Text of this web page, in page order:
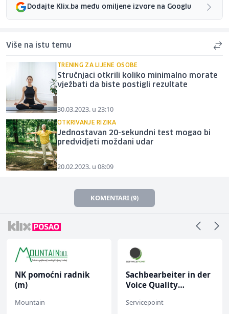
Dodajte Klix.ba među omiljene izvore na Googlu
Više na istu temu
TRENING ZA LIJENE OSOBE
Stručnjaci otkrili koliko minimalno morate
vježbati da biste postigli rezultate
30.03.2023. u 23:10
OTKRIVANJE RIZIKA
Jednostavan 20-sekundni test mogao bi
predvidjeti moždani udar
20.02.2023. u 08:09
KOMENTARI (9)
NK pomoćni radnik
(m)
Mountain
Sachbearbeiter in der
Voice Quality
Servicepoint